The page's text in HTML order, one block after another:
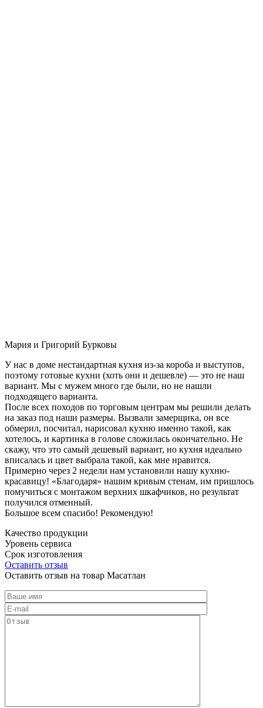
Мария и Григорий Бурковы
У нас в доме нестандартная кухня из-за короба и выступов,
поэтому готовые кухни (хоть они и дешевле) — это не наш
вариант. Мы с мужем много где были, но не нашли
подходящего варианта.
После всех походов по торговым центрам мы решили делать
на заказ под наши размеры. Вызвали замерщика, он все
обмерил, посчитал, нарисовал кухню именно такой, как
хотелось, и картинка в голове сложилась окончательно. Не
скажу, что это самый дешевый вариант, но кухня идеально
вписалась и цвет выбрала такой, как мне нравится.
Примерно через 2 недели нам установили нашу кухню-
красавицу! «Благодаря» нашим кривым стенам, им пришлось
помучиться с монтажом верхних шкафчиков, но результат
получился отменный.
Большое всем спасибо! Рекомендую!
Качество продукции
Уровень сервиса
Срок изготовления
Оставить отзыв
Оставить отзыв на товар Масатлан